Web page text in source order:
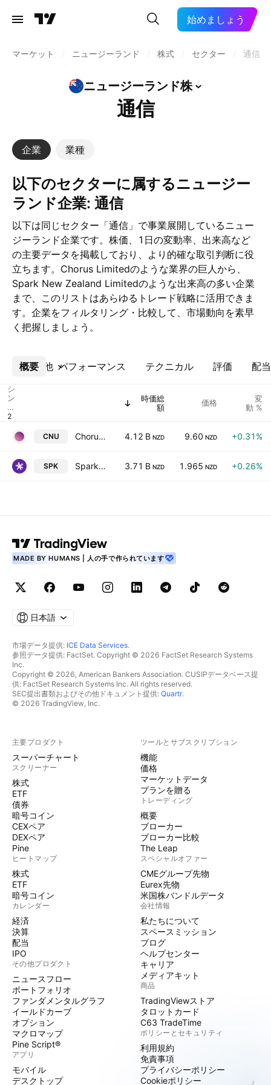
始めましょう
マーケット ニュージーランド 株式 セクター 通信
ニュージーランド株
通信
企業 業種
以下のセクターに属するニュージー
ランド企業: 通信
以下は同じセクター「通信」で事業展開しているニュー
ジーランド企業です。株価、1日の変動率、出来高など
の主要データを掲載しており、より的確な取引判断に役
立ちます。Chorus Limitedのような業界の巨人から、
Spark New Zealand Limitedのような出来高の多い企業
まで、このリストはあらゆるトレード戦略に活用できま
す。企業をフィルタリング・比較して、市場動向を素早
く把握しましょう。
概要 パフォーマンス テクニカル 評価 配当
その他
シ
ン
ボ
ル
時価総
額
価格
変
動 %
CNU Chorus Limited 4.12 B NZD 9.60 NZD +0.31%
SPK Spark New Zealand Limited 3.71 B NZD 1.965 NZD +0.26%
MADE BY HUMANS | 人の手で作られています
日本語
市場データ提供: ICE Data Services.
参照データ提供: FactSet. Copyright © 2026 FactSet Research Systems
Inc.
Copyright © 2026, American Bankers Association. CUSIPデータベース提
供: FactSet Research Systems Inc. All rights reserved.
SEC提出書類およびその他ドキュメント提供: Quartr.
© 2026 TradingView, Inc.
主要プロダクト
スーパーチャート
スクリーナー
株式
ETF
債券
暗号コイン
CEXペア
DEXペア
Pine
ヒートマップ
株式
ETF
暗号コイン
カレンダー
経済
決算
配当
IPO
その他プロダクト
ニュースフロー
ポートフォリオ
ファンダメンタルグラフ
イールドカーブ
オプション
マクロマップ
Pine Script®
アプリ
モバイル
デスクトップ
ツールとサブスクリプション
機能
価格
マーケットデータ
プランを贈る
トレーディング
概要
ブローカー
ブローカー比較
The Leap
スペシャルオファー
CMEグループ先物
Eurex先物
米国株バンドルデータ
会社情報
私たちについて
スペースミッション
ブログ
ヘルプセンター
キャリア
メディアキット
商品
TradingViewストア
タロットカード
C63 TradeTime
ポリシーとセキュリティ
利用規約
免責事項
プライバシーポリシー
Cookieポリシー